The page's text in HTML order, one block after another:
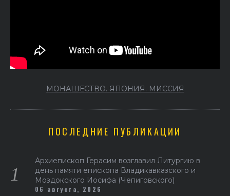
МОНАШЕСТВО. ЯПОНИЯ. МИССИЯ
ПОСЛЕДНИЕ ПУБЛИКАЦИИ
Архиепископ Герасим возглавил Литургию в
день памяти епископа Владикавказского и
Моздокского Иосифа (Чепиговского)
06 августа, 2026